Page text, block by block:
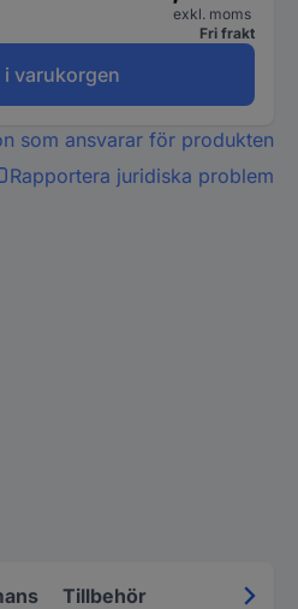
exkl. moms
Fri frakt
i varukorgen
som ansvarar för produkten
Rapportera juridiska problem
Tillbehör